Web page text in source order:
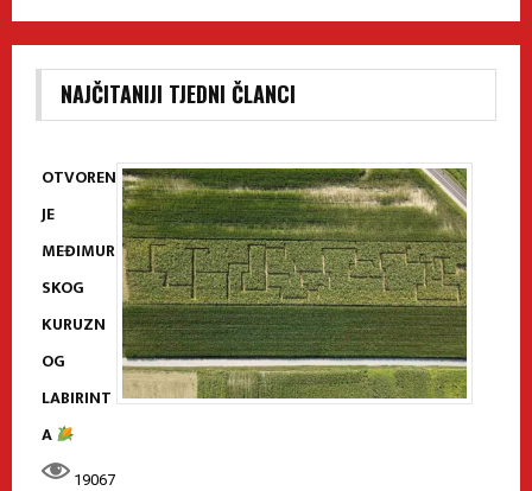
NAJČITANIJI TJEDNI ČLANCI
OTVOREN
JE
MEĐIMUR
SKOG
KURUZN
OG
LABIRINT
A
19067